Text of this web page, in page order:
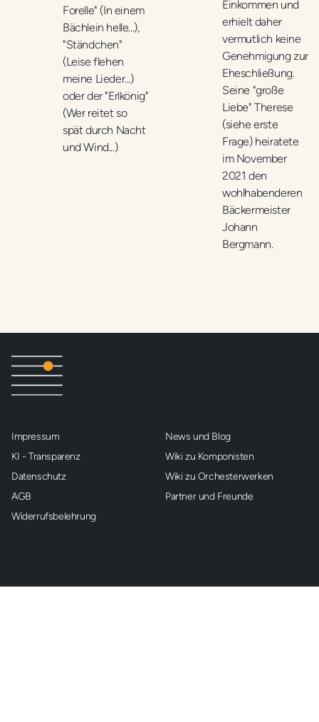
Forelle" (In einem
Bächlein helle...),
"Ständchen"
(Leise flehen
meine Lieder...)
oder der "Erlkönig"
(Wer reitet so
spät durch Nacht
und Wind...)
Einkommen und
erhielt daher
vermutlich keine
Genehmigung zur
Eheschließung.
Seine "große
Liebe" Therese
(siehe erste
Frage) heiratete
im November
2021 den
wohlhabenderen
Bäckermeister
Johann
Bergmann.
Impressum
KI - Transparenz
Datenschutz
AGB
Widerrufsbelehrung
News und Blog
Wiki zu Komponisten
Wiki zu Orchesterwerken
Partner und Freunde